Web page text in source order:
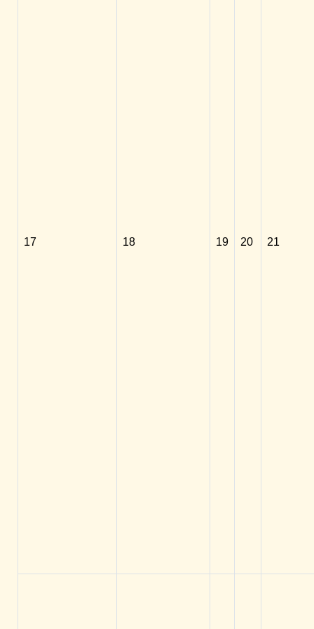
17 18 19 20 21